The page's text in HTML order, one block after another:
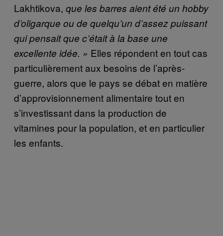
Lakhtikova, que les barres aient été un hobby
d’oligarque ou de quelqu’un d’assez puissant
qui pensait que c’était à la base une
excellente idée. » Elles répondent en tout cas
particulièrement aux besoins de l’après-
guerre, alors que le pays se débat en matière
d’approvisionnement alimentaire tout en
s’investissant dans la production de
vitamines pour la population, et en particulier
les enfants.